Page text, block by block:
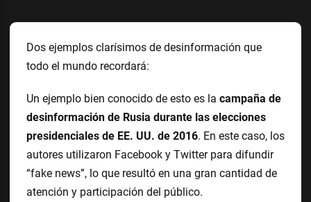
Dos ejemplos clarísimos de desinformación que
todo el mundo recordará:
Un ejemplo bien conocido de esto es la campaña de
desinformación de Rusia durante las elecciones
presidenciales de EE. UU. de 2016. En este caso, los
autores utilizaron Facebook y Twitter para difundir
“fake news”, lo que resultó en una gran cantidad de
atención y participación del público.